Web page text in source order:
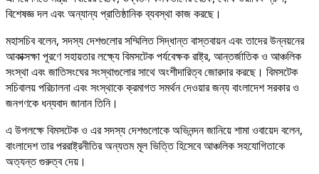
বিশেষজ্ঞ দল এবং অন্যান্য প্রাতিষ্ঠানিক ব্যবস্থা কাজ করছে।
মহাসচিব বলেন, সদস্য দেশগুলোর সম্মিলিত সিদ্ধান্ত বাস্তবায়ন এবং তাদের উন্নয়নের
আকাক্সক্ষা পূরণে সহায়তার লক্ষ্যে বিমসটেক পর্যবেক্ষক রাষ্ট্র, আন্তর্জাতিক ও আঞ্চলিক
সংস্থা এবং জাতিসংঘের সংস্থাগুলোর সাথে অংশীদারিত্ব জোরদার করছে। বিমসটেক
সচিবালয় পরিচালনা এবং সংস্থাকে ক্রমাগত সমর্থন দেওয়ার জন্য বাংলাদেশ সরকার ও
জনগণকে ধন্যবাদ জানান তিনি।
এ উপলক্ষে বিমসটেক ও এর সদস্য দেশগুলোকে অভিনন্দন জানিয়ে শামা ওবায়েদ বলেন,
বাংলাদেশ তার পররাষ্ট্রনীতির অন্যতম মূল ভিত্তি হিসেবে আঞ্চলিক সহযোগিতাকে
অত্যন্ত গুরুত্ব দেয়।